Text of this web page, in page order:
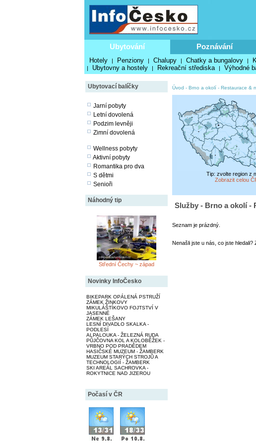
Ubytování Poznávání
Hotely | Penziony | Chalupy | Chatky a bungalovy |
| Ubytovny a hostely | Rekreační střediska | Výhodné
Ubytovací balíčky
Jarní pobyty
Letní dovolená
Podzim levněji
Zimní dovolená
Wellness pobyty
Aktivní pobyty
Romantika pro dva
S dětmi
Senioři
Náhodný tip
Střední Čechy ~ západ
Novinky InfoČesko
BIKEPARK OPÁLENÁ PSTRUŽÍ
ZÁMEK ŽINKOVY
MIKULÁŠTÍKOVO FOJTSTVÍ V
JASENNÉ
ZÁMEK LEŠANY
LESNÍ DIVADLO SKALKA -
PODLESÍ
ALPALOUKA - ŽELEZNÁ RUDA
PŮJČOVNA KOL A KOLOBĚŽEK -
VRBNO POD PRADĚDEM
HASIČSKÉ MUZEUM - ŽAMBERK
MUZEUM STARÝCH STROJŮ A
TECHNOLOGIÍ - ŽAMBERK
SKI AREÁL SACHROVKA -
ROKYTNICE NAD JIZEROU
Počasí v ČR
Úvod - Brno a okolí- Restaurace &
Tip: zvolte region z
Zobrazit celou
Služby - Brno a okolí -
Seznam je prázdný.
Nenašli jste u nás, co jste hledali?